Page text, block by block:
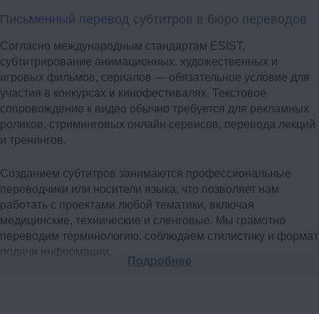
Письменный перевод субтитров в бюро переводов
Согласно международным стандартам ESIST,
субтитрирование анимационных, художественных и
игровых фильмов, сериалов — обязательное условие для
участия в конкурсах и кинофестивалях. Текстовое
сопровождение к видео обычно требуется для рекламных
роликов, стриминговых онлайн сервисов, перевода лекций
и тренингов.
Созданием субтитров занимаются профессиональные
переводчики или носители языка, что позволяет нам
работать с проектами любой тематики, включая
медицинские, технические и сленговые. Мы грамотно
переводим терминологию, соблюдаем стилистику и формат
подачи информации.
Подробнее